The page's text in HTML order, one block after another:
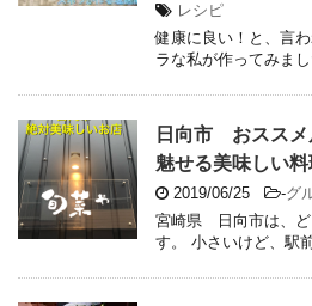
レシピ
健康に良い！と、言
ラな私が作ってみま
日向市 おスス
魅せる美味しい
2019/06/25 -グ
宮崎県 日向市は、ど
す。 小さいけど、駅